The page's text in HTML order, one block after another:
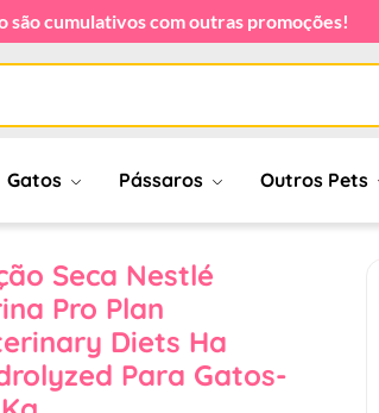
são cumulativos com outras promoções!
Gatos Pássaros Outros Pets
Seca Nestlé
Pro Plan
Diets Ha
Para Gatos-